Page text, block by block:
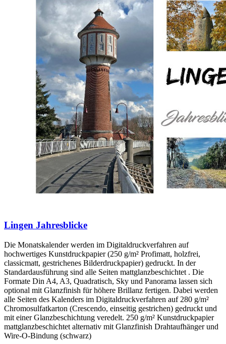
Lingen Jahresblicke
Die Monatskalender werden im Digitaldruckverfahren auf
hochwertiges Kunstdruckpapier (250 g/m² Profimatt, holzfrei,
classicmatt, gestrichenes Bilderdruckpapier) gedruckt. In der
Standardausführung sind alle Seiten mattglanzbeschichtet . Die
Formate Din A4, A3, Quadratisch, Sky und Panorama lassen sich
optional mit Glanzfinish für höhere Brillanz fertigen. Dabei werden
alle Seiten des Kalenders im Digitaldruckverfahren auf 280 g/m²
Chromosulfatkarton (Crescendo, einseitig gestrichen) gedruckt und
mit einer Glanzbeschichtung veredelt. 250 g/m² Kunstdruckpapier
mattglanzbeschichtet alternativ mit Glanzfinish Drahtaufhänger und
Wire-O-Bindung (schwarz)